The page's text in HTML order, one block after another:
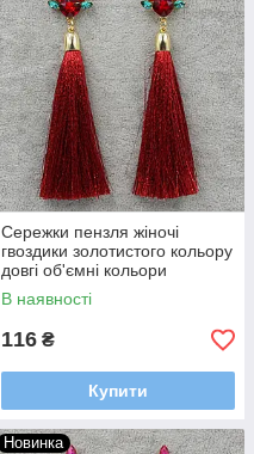
Сережки пензля жіночі
гвоздики золотистого кольору
довгі об'ємні кольори
червоно-жовтогарячий зі
стразами довжина 11 см
В наявності
116 ₴
Купити
Новинка